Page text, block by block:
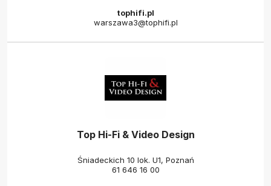
tophifi.pl
warszawa3@tophifi.pl
Top Hi-Fi & Video Design
Śniadeckich 10 lok. U1, Poznań
61 646 16 00